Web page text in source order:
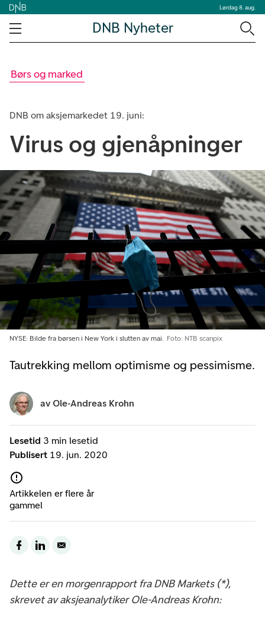
Lørdag 8. aug.
DNB Nyheter
Børs og marked
DNB om aksjemarkedet 19. juni:
Virus og gjenåpninger
Tautrekking mellom optimisme og pessimisme.
NYSE: Bilde fra børsen i New York i slutten av mai. Foto: NTB scanpix
Lesetid 3 min lesetid
Publisert 19. jun. 2020
Artikkelen er flere år
gammel
av Ole-Andreas Krohn
Dette er en morgenrapport fra DNB Markets (*),
skrevet av aksjeanalytiker Ole-Andreas Krohn: